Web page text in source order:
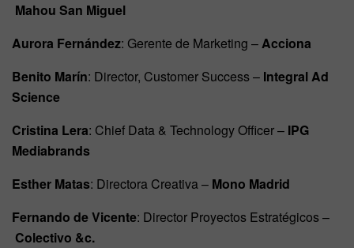
Mahou San Miguel
Aurora Fernández: Gerente de Marketing –Acciona
Benito Marín: Director, Customer Success – Integral Ad
Science
Cristina Lera: Chief Data & Technology Officer – IPG
Mediabrands
Esther Matas: Directora Creativa – Mono Madrid
Fernando de Vicente: Director Proyectos Estratégicos –
Colectivo &c.